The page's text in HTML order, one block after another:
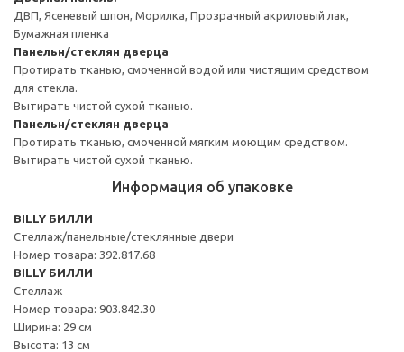
ДВП, Ясеневый шпон, Морилка, Прозрачный акриловый лак,
Бумажная пленка
Панельн/стеклян дверца
Протирать тканью, смоченной водой или чистящим средством
для стекла.
Вытирать чистой сухой тканью.
Панельн/стеклян дверца
Протирать тканью, смоченной мягким моющим средством.
Вытирать чистой сухой тканью.
Информация об упаковке
BILLY БИЛЛИ
Стеллаж/панельные/стеклянные двери
Номер товара: 392.817.68
BILLY БИЛЛИ
Стеллаж
Номер товара: 903.842.30
Ширина: 29 см
Высота: 13 см